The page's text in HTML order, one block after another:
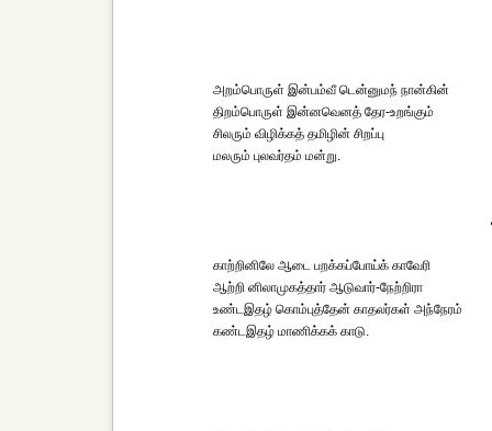
அறம்பொருள் இன்பம்வீ டென்னுமந் நான்கின்
திறம்பொருள் இன்னவெனத் தேர-உறங்கும்
சிலரும் விழிக்கத் தமிழின் சிறப்பு
மலரும் புலவர்தம் மன்று.
காற்றினிலே ஆடை பறக்கப்போய்க் காவேரி
ஆற்றி னிலாமுகத்தார் ஆடுவார்-நேற்றிரா
உண்டஇதழ் கொம்புத்தேன் காதலர்கள் அந்நேரம்
கண்டஇதழ் மாணிக்கக் காடு.